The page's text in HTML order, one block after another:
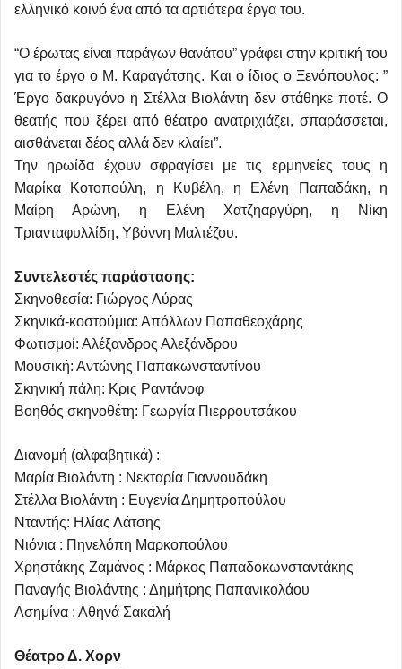
ελληνικό κοινό ένα από τα αρτιότερα έργα του.
“Ο έρωτας είναι παράγων θανάτου” γράφει στην κριτική του
για το έργο ο Μ. Καραγάτσης. Και ο ίδιος ο Ξενόπουλος: ”
Έργο δακρυγόνο η Στέλλα Βιολάντη δεν στάθηκε ποτέ. Ο
θεατής που ξέρει από θέατρο ανατριχιάζει, σπαράσσεται,
αισθάνεται δέος αλλά δεν κλαίει”.
Την ηρωίδα έχουν σφραγίσει με τις ερμηνείες τους η
Μαρίκα Κοτοπούλη, η Κυβέλη, η Ελένη Παπαδάκη, η
Μαίρη Αρώνη, η Ελένη Χατζηαργύρη, η Νίκη
Τριανταφυλλίδη, Υβόννη Μαλτέζου.
Συντελεστές παράστασης:
Σκηνοθεσία: Γιώργος Λύρας
Σκηνικά-κοστούμια: Απόλλων Παπαθεοχάρης
Φωτισμοί: Αλέξανδρος Αλεξάνδρου
Μουσική: Αντώνης Παπακωνσταντίνου
Σκηνική πάλη: Κρις Ραντάνοφ
Βοηθός σκηνοθέτη: Γεωργία Πιερρουτσάκου
Διανομή (αλφαβητικά) :
Μαρία Βιολάντη : Νεκταρία Γιαννουδάκη
Στέλλα Βιολάντη : Ευγενία Δημητροπούλου
Νταντής: Ηλίας Λάτσης
Νιόνια : Πηνελόπη Μαρκοπούλου
Χρηστάκης Ζαμάνος : Μάρκος Παπαδοκωνσταντάκης
Παναγής Βιολάντης : Δημήτρης Παπανικολάου
Ασημίνα : Αθηνά Σακαλή
Θέατρο Δ. Χορν